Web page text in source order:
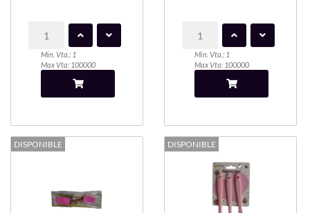
Min. Vta.: 1
Max Vta: 100000
Min. Vta.: 1
Max Vta: 100000
DISPONIBLE DISPONIBLE